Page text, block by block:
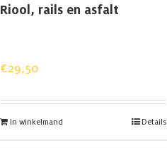
Riool, rails en asfalt
€29,50
In winkelmand Details